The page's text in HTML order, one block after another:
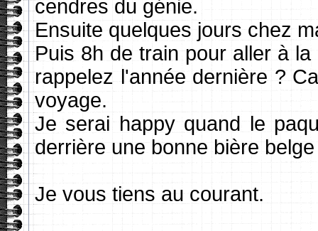
cendres du génie.
Ensuite quelques jours chez
Puis 8h de train pour aller à
rappelez l'année dernière ?
voyage.
Je serai happy quand le
derrière une bonne bière
Je vous tiens au courant.